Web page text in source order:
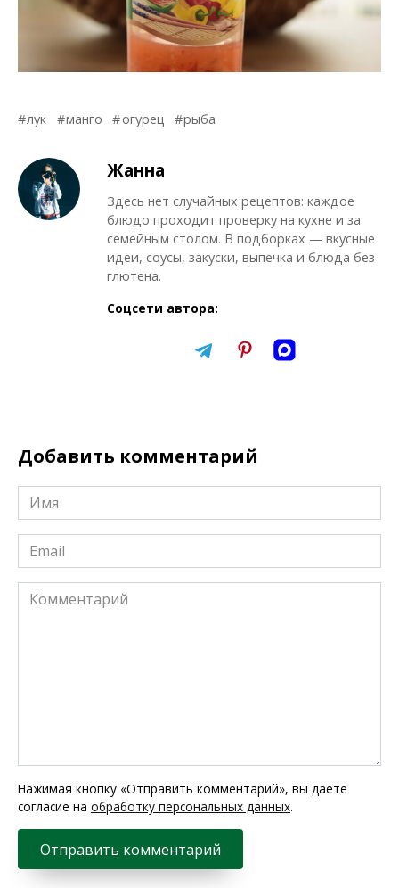
лук манго огурец рыба
Жанна
Здесь нет случайных рецептов: каждое
блюдо проходит проверку на кухне и за
семейным столом. В подборках — вкусные
идеи, соусы, закуски, выпечка и блюда без
глютена.
Соцсети автора:
Добавить комментарий
Имя
*
Email
*
Комментарий
Нажимая кнопку «Отправить комментарий», вы даете
согласие на обработку персональных данных.